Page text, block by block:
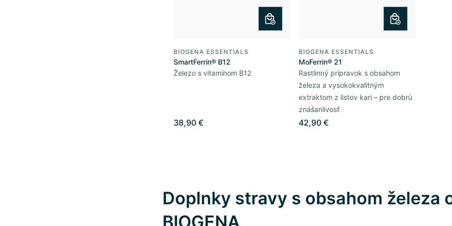
BIOGENA ESSENTIALS
SmartFerrin® B12
Železo s vitamínom B12
38,90 €
BIOGENA ESSENTIALS
MoFerrin® 21
Rastlinný prípravok s obsahom
železa a vysokokvalitným
extraktom z listov kari – pre dobrú
znášanlivosť
42,90 €
Doplnky stravy s obsahom železa
BIOGENA